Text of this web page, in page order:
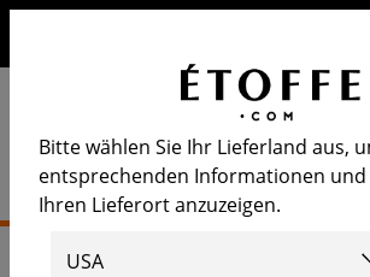
Bitte wählen Sie Ihr Lieferland aus,
entsprechenden Informationen
Ihren Lieferort anzuzeigen.